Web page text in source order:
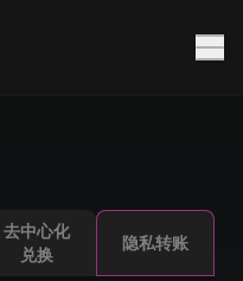
去中心化
兑换
隐私转账